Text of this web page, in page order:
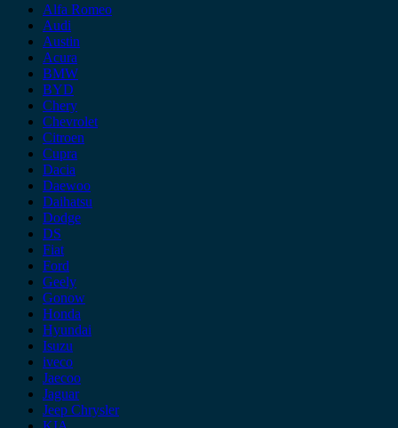
Alfa Romeo
Audi
Austin
Acura
BMW
BYD
Chery
Chevrolet
Citroen
Cupra
Dacia
Daewoo
Daihatsu
Dodge
DS
Fiat
Ford
Geely
Gonow
Honda
Hyundai
Isuzu
iveco
Jaecoo
Jaguar
Jeep Chrysler